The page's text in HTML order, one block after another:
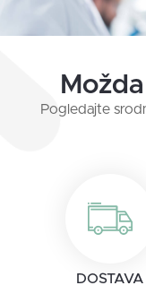
Pogledajte
DOSTAVA